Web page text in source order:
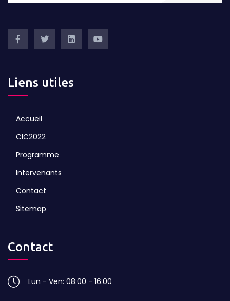
Liens utiles
Accueil
CIC2022
Programme
Intervenants
Contact
Sitemap
Contact
Lun - Ven: 08:00 - 16:00